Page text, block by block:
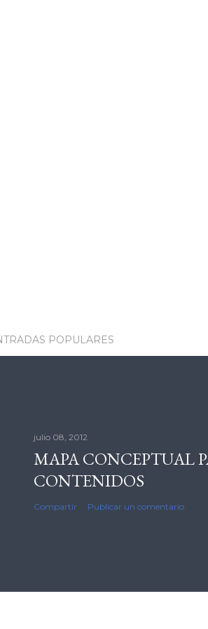
POPULARES
julio 08, 2012
MAPA CONCEPTUAL
CONTENIDOS
Compartir Publicar un comentario